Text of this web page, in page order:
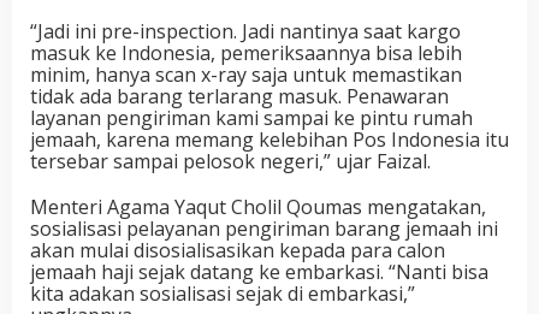
“Jadi ini pre-inspection. Jadi nantinya saat kargo
masuk ke Indonesia, pemeriksaannya bisa lebih
minim, hanya scan x-ray saja untuk memastikan
tidak ada barang terlarang masuk. Penawaran
layanan pengiriman kami sampai ke pintu rumah
jemaah, karena memang kelebihan Pos Indonesia itu
tersebar sampai pelosok negeri,” ujar Faizal.
Menteri Agama Yaqut Cholil Qoumas mengatakan,
sosialisasi pelayanan pengiriman barang jemaah ini
akan mulai disosialisasikan kepada para calon
jemaah haji sejak datang ke embarkasi. “Nanti bisa
kita adakan sosialisasi sejak di embarkasi,”